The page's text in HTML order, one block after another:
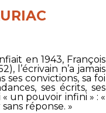
en 1943, François
l’écrivain n’a jamais
convictions, sa foi
ses écrits, ses
un pouvoir infini » : «
réponse. »